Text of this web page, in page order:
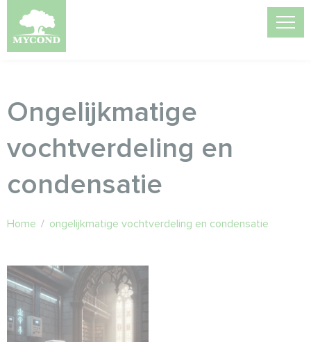
Ongelijkmatige
vochtverdeling en
condensatie
Home / ongelijkmatige vochtverdeling en condensatie